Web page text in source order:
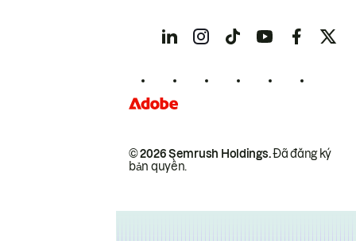
© 2026 Semrush Holdings.Đã đăng ký
bản quyền.